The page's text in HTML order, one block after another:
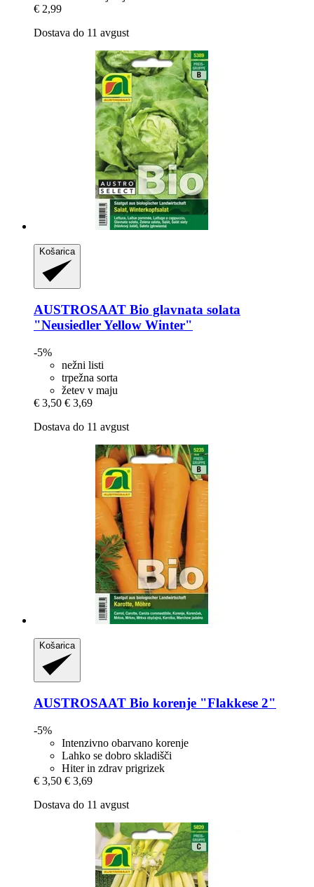
€ 2,99
Dostava do 11 avgust
Košarica
AUSTROSAAT Bio glavnata solata
"Neusiedler Yellow Winter"
-5%
nežni listi
trpežna sorta
žetev v maju
€ 3,50 € 3,69
Dostava do 11 avgust
Košarica
AUSTROSAAT Bio korenje "Flakkese 2"
-5%
Intenzivno obarvano korenje
Lahko se dobro skladišči
Hiter in zdrav prigrizek
€ 3,50 € 3,69
Dostava do 11 avgust